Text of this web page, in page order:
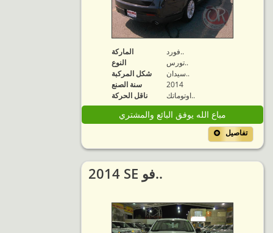
الماركة
فورد..
النوع
تورس..
شكل المركبة
سيدان..
سنة الصنع
2014
ناقل الحركة
اوتوماتك..
مباع الله يوفق البائع والمشتري
تفاصيل
2014 SE فو..